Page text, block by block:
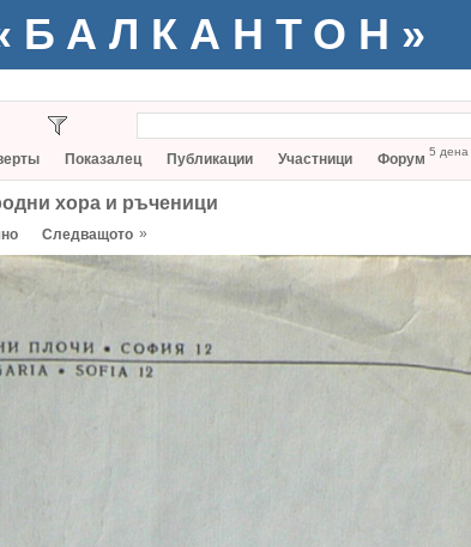
Показалец Публикации Участници Форум 5 дена
хора и ръченици
Следващото »